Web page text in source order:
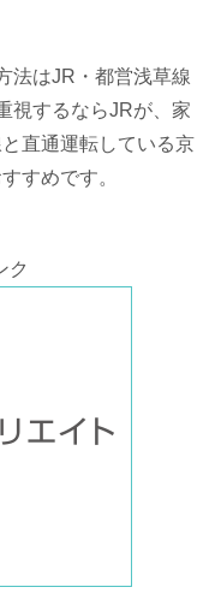
法はJR・都営浅草線
視するならJRが、家
直通運転している京
すめです。
ク